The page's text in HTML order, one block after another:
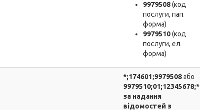
9979508(код
послуги, пап.
форма)
9979510(код
послуги, ел.
форма)
*;174601;9979508або
9979510;01;12345678;*
за надання
відомостей з